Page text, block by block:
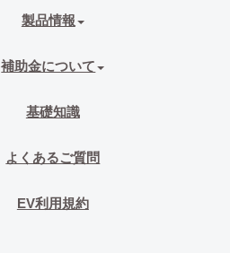
製品情報
補助金について
基礎知識
よくあるご質問
EV利用規約